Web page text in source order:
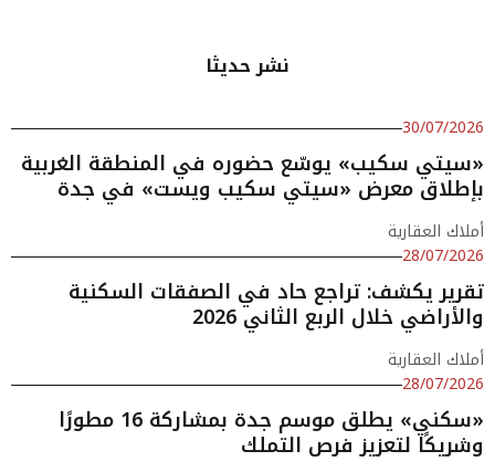
نشر حديثا
30/07/2026
«سيتي سكيب» يوسّع حضوره في المنطقة الغربية
بإطلاق معرض «سيتي سكيب ويست» في جدة
أملاك العقارية
28/07/2026
تقرير يكشف: تراجع حاد في الصفقات السكنية
والأراضي خلال الربع الثاني 2026
أملاك العقارية
28/07/2026
«سكني» يطلق موسم جدة بمشاركة 16 مطورًا
وشريكًا لتعزيز فرص التملك